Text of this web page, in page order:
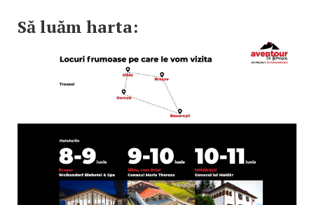
Să luăm harta: